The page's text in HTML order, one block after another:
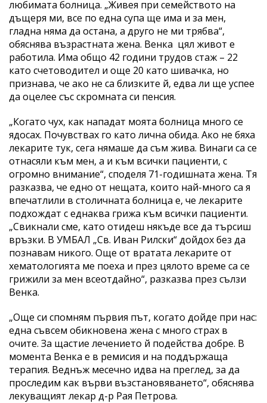
любимата болница. „Живея при семейството на
дъщеря ми, все по една супа ще има и за мен,
гладна няма да остана, а друго не ми трябва“,
обяснява възрастната жена. Венка цял живот е
работила. Има общо 42 години трудов стаж – 22
като счетоводител и още 20 като шивачка, но
признава, че ако не са близките й, едва ли ще успее
да оцелее със скромната си пенсия.
„Когато чух, как нападат моята болница много се
ядосах. Почувствах го като лична обида. Ако не бяха
лекарите тук, сега нямаше да съм жива. Винаги са се
отнасяли към мен, а и към всички пациенти, с
огромно внимание“, споделя 71-годишната жена. Тя
разказва, че едно от нещата, които най-много са я
впечатлили в столичната болница е, че лекарите
подхождат с еднаква грижа към всички пациенти.
„Свикнали сме, като отидеш някъде все да търсиш
връзки. В УМБАЛ „Св. Иван Рилски“ дойдох без да
познавам никого. Още от вратата лекарите от
хематологията ме поеха и през цялото време са се
грижили за мен всеотдайно“, разказва през сълзи
Венка.
„Още си спомням първия път, когато дойде при нас:
една съвсем обикновена жена с много страх в
очите. За щастие лечението й подейства добре. В
момента Венка е в ремисия и на поддържаща
терапия. Веднъж месечно идва на преглед, за да
проследим как върви възстановяването“, обяснява
лекуващият лекар д-р Рая Петрова.